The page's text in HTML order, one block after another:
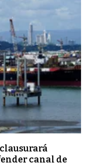
canal de